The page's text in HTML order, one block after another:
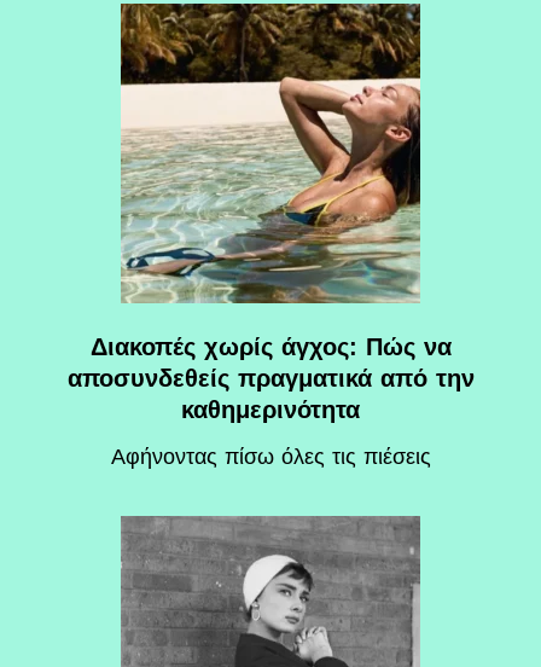
Διακοπές χωρίς άγχος: Πώς να
αποσυνδεθείς πραγματικά από την
καθημερινότητα
Αφήνοντας πίσω όλες τις πιέσεις